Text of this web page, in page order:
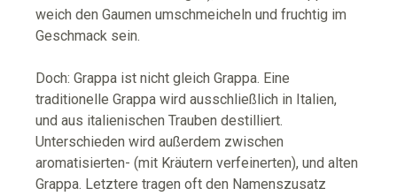
weich den Gaumen umschmeicheln und fruchtig im
Geschmack sein.
Doch: Grappa ist nicht gleich Grappa. Eine
traditionelle Grappa wird ausschließlich in Italien,
und aus italienischen Trauben destilliert.
Unterschieden wird außerdem zwischen
aromatisierten- (mit Kräutern verfeinerten), und alten
Grappa. Letztere tragen oft den Namenszusatz